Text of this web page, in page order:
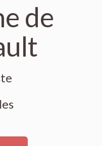
de